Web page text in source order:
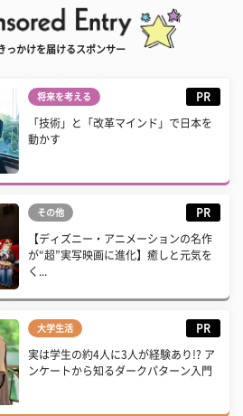
っかけを届けるスポンサー
将来を考える PR
「技術」と「改革マインド」で日本を
動かす
その他 PR
【ディズニー・アニメーションの名作
が“超”実写映画に進化】癒しと元気を
く...
大学生活 PR
実は学生の約4人に3人が経験あり!? ア
ンケートから知るダークパターン入門